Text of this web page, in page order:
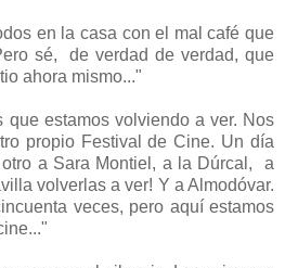
en la casa con el mal café que
sé, de verdad de verdad, que
ahora mismo..."
que estamos volviendo a ver. Nos
propio Festival de Cine. Un día
a Sara Montiel, a la Dúrcal, a
volverlas a ver! Y a Almodóvar.
veces, pero aquí estamos